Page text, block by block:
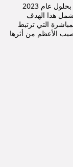
تلتزم بولغري بخفض انبعاثاتها الكربونية بنسبة 50% بحلول عام 2023
ويشمل هذا الهدف
التي ترتبط
الأعظم من أثرها